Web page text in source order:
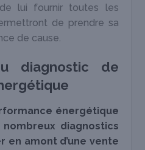
lui fournir toutes les
de prendre sa
de cause.
diagnostic de
énergétique
nombreux diagnostics
en amont d’une vente